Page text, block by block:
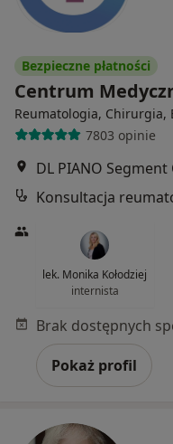
Bezpieczne płatności
Centrum
Reumatologia, Chirurgia,
7803 opinie
Konsultacja
lek. Monika Kołodziej
internista
Pokaż profil